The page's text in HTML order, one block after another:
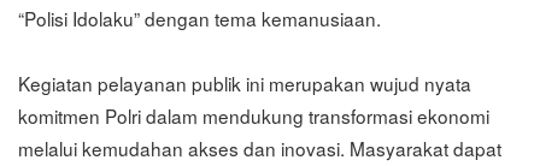
“Polisi Idolaku” dengan tema kemanusiaan.
Kegiatan pelayanan publik ini merupakan wujud nyata
komitmen Polri dalam mendukung transformasi ekonomi
melalui kemudahan akses dan inovasi. Masyarakat dapat